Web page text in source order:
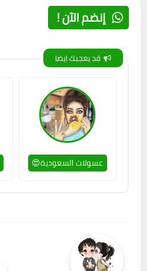
إنضم الآن !
قد يعجبك ايضا
عسولات السعودية😍